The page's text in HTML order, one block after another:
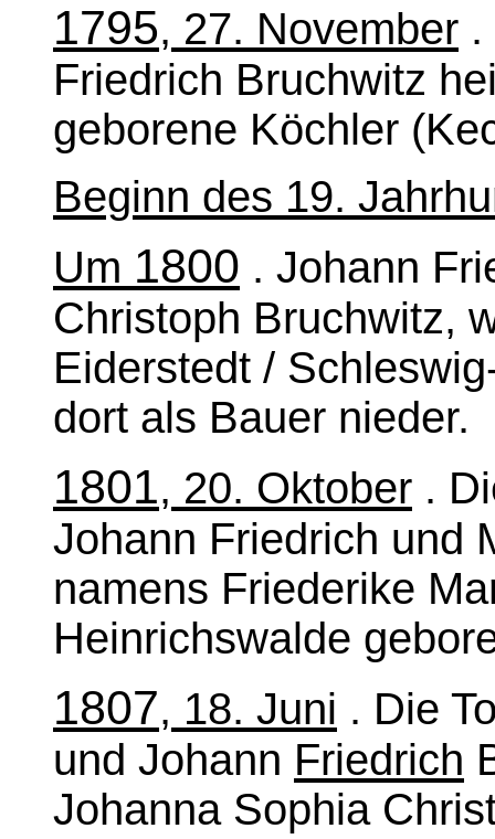
1795, 27. November
Friedrich Bruchwitz
geborene Köchler
Beginn des 19.
Um 1800 . Johann
Christoph Bruchwitz,
Eiderstedt /
dort als Bauer nieder.
1801, 20. Oktober .
Johann Friedrich und
namens Friederike
Heinrichswalde
1807, 18. Juni . Die
und Johann Friedrich
Johanna Sophia